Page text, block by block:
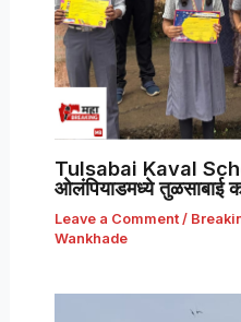
Tulsabai Kaval
ओलंपियाडमध्ये तुळसाबाई
Leave a Comment /
Wankhade